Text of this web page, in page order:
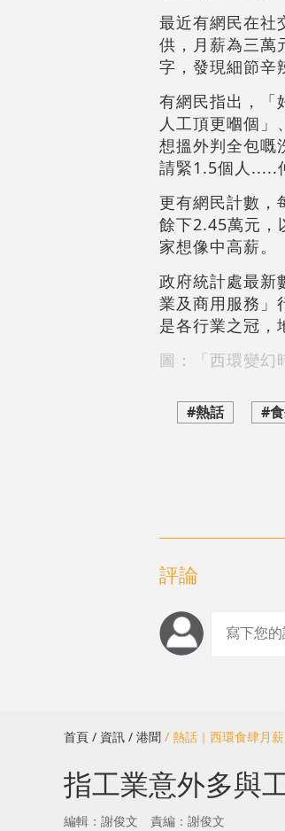
最近有網民在社
供，月薪為三萬
字，發現細節辛
有網民指出，「
人工頂更嗰個
想搵外判全包嘅
請緊1.5個人.....
更有網民計數，
餘下2.45萬元，
家想像中高薪。
政府統計處最新
業及商用服務」
是各行業之冠，
圖：「西環變幻
#熱話 #
評論
首頁 / 資訊 / 港聞 / 熱話｜西環食肆月
指工業意外多與
編輯：謝俊文 責編：謝俊文